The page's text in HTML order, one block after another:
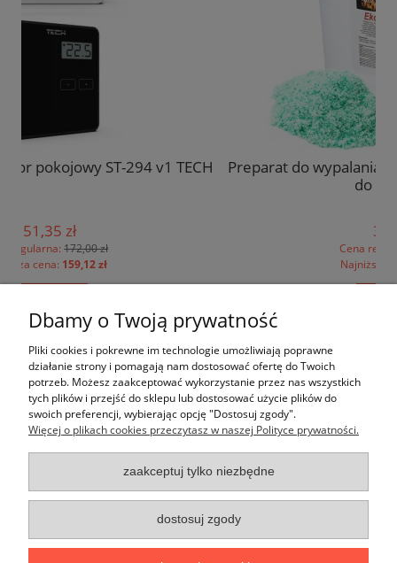
Preparat do wypalania sadzy SPALSADZ -
Pomoc
Moje konto
Płatności i dostawa
Informacje
O nas
Dbamy o Twoją prywatność
Pliki cookies i pokrewne im technologie umożliwiają poprawne
działanie strony i pomagają nam dostosować ofertę do Twoich
potrzeb. Możesz zaakceptować wykorzystanie przez nas wszystkich
tych plików i przejść do sklepu lub dostosować użycie plików do
swoich preferencji, wybierając opcję "Dostosuj zgody".
Więcej o plikach cookies przeczytasz w naszej Polityce prywatności.
zaakceptuj tylko niezbędne
dostosuj zgody